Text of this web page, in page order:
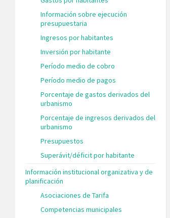
Información sobre ejecución
presupuestaria
Ingresos por habitantes
Inversión por habitante
Período medio de cobro
Período medio de pagos
Porcentaje de gastos derivados del
urbanismo
Porcentaje de ingresos derivados del
urbanismo
Presupuestos
Superávit/déficit por habitante
Información institucional organizativa y de
planificación
Asociaciones de Tarifa
Competencias municipales